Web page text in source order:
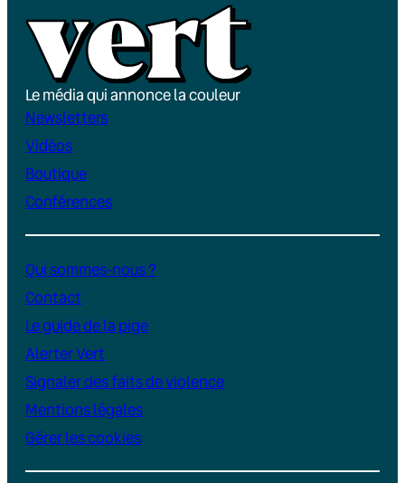
Le média qui annonce la couleur
Newsletters
Vidéos
Boutique
Conférences
Qui sommes-nous ?
Contact
Le guide de la pige
Alerter Vert
Signaler des faits de violence
Mentions légales
Gérer les cookies